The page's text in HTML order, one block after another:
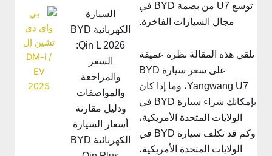
توسع U7 من بصمة BYD في
مجال السيارات الفاخرة.
تلقي هذه المقالة نظرة عميقة
على سعر سيارة BYD
Yangwang U7، وما إذا كان
بإمكانك شراء سيارة BYD في
الولايات المتحدة الأمريكية،
وكم قد تكلف سيارة BYD في
الولايات المتحدة الأمريكية،
السيارة
الكهربائية BYD
السعر
والمراجعة
والمواصفات
ودليل مقارنة
أسعار السيارة
الكهربائية BYD